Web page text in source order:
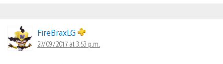
FireBraxLG
27/09/2017 at 3:53 p.m.